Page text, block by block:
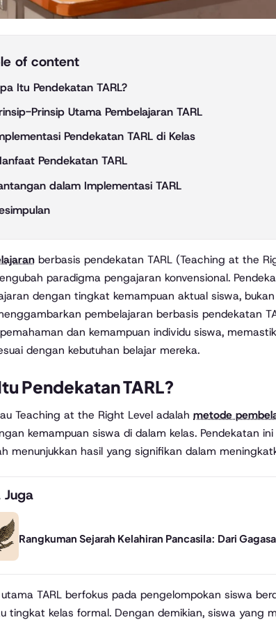
of content
Itu Pendekatan TARL?
Prinsip Utama Pembelajaran TARL
Pendekatan TARL di Kelas
Pendekatan TARL
dalam Implementasi TARL
berbasis pendekatan TARL (Teaching at the
paradigma pengajaran konvensional.
dengan tingkat kemampuan aktual siswa,
pembelajaran berbasis pendekatan
dan kemampuan individu siswa,
dengan kebutuhan belajar mereka.
Pendekatan TARL?
Teaching at the Right Level adalah metode
kemampuan siswa di dalam kelas. Pendekatan
menunjukkan hasil yang signifikan dalam
Juga
Rangkuman Sejarah Kelahiran Pancasila: Dari
TARL berfokus pada pengelompokan siswa
tingkat kelas formal. Dengan demikian, siswa yang